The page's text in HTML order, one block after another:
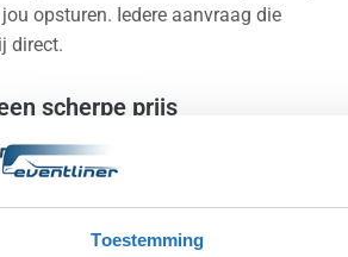
Toestemming
opsturen. Iedere aanvraag die
direct.
scherpe prijs
ontvangen gaan wij meteen aan de
prijs voor jou. Op deze manier
mogelijk maken om een feestbus
je na ontvangst van de offerte nog